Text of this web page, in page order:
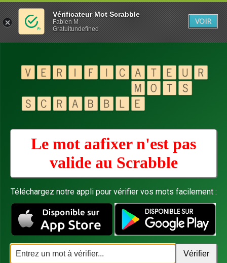
Le mot aafixer n'est pas
valide au Scrabble
Téléchargez notre appli pour vérifier vos mots facilement :
Vérificateur Mot Scrabble
Fabien M
Gratuitundefined
VOIR